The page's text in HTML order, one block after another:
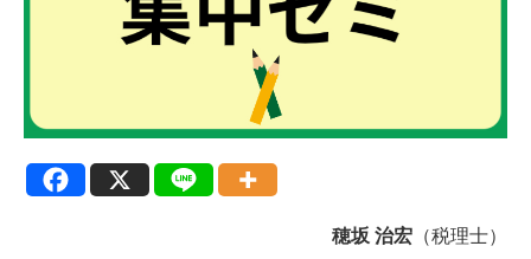
穂坂 治宏 （税理士）